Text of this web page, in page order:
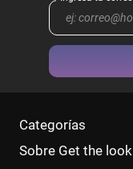
Categorías
Sobre Get the look